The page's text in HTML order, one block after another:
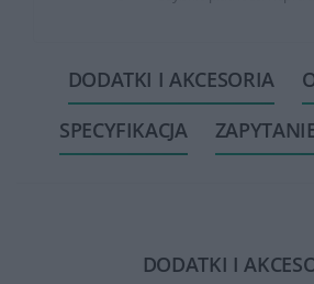
DODATKI I AKCESORIA
SPECYFIKACJA
DODATKI I